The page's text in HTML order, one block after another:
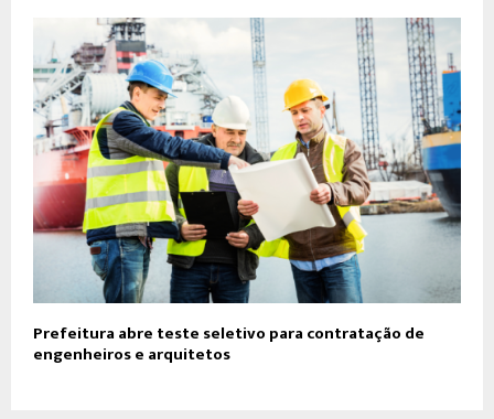
Prefeitura abre teste seletivo para contratação de
engenheiros e arquitetos